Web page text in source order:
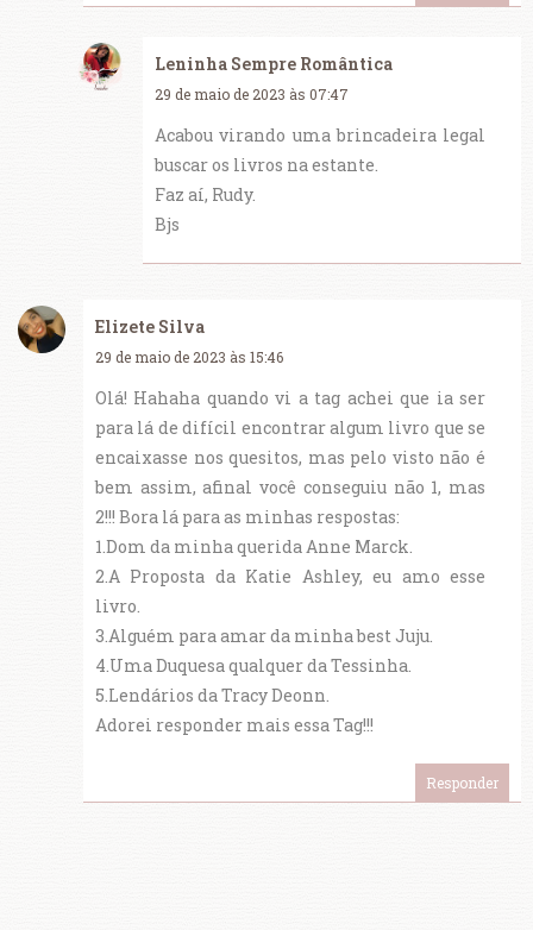
Leninha Sempre Romântica
29 de maio de 2023 às 07:47
Acabou virando uma brincadeira legal
buscar os livros na estante.
Faz aí, Rudy.
Bjs
Elizete Silva
29 de maio de 2023 às 15:46
Olá! Hahaha quando vi a tag achei que ia ser
para lá de difícil encontrar algum livro que se
encaixasse nos quesitos, mas pelo visto não é
bem assim, afinal você conseguiu não 1, mas
2!!! Bora lá para as minhas respostas:
1.Dom da minha querida Anne Marck.
2.A Proposta da Katie Ashley, eu amo esse
livro.
3.Alguém para amar da minha best Juju.
4.Uma Duquesa qualquer da Tessinha.
5.Lendários da Tracy Deonn.
Adorei responder mais essa Tag!!!
Responder